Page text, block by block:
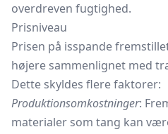
overdreven fugtighed.
Prisniveau
Prisen på isspande
højere sammenlignet med
Dette skyldes flere faktorer:
Produktionsomkostninger:
materialer som tang kan